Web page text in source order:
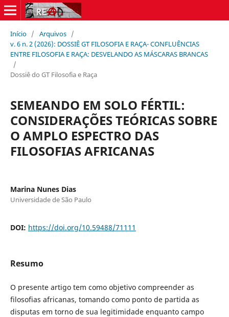
Início / Arquivos /
v. 6 n. 2 (2026): DOSSIÊ GT FILOSOFIA E RAÇA- CONFLUÊNCIAS
ENTRE FILOSOFIA E RAÇA: DESVELANDO AS MÁSCARAS BRANCAS
/
Dossiê do GT Filosofia e Raça
SEMEANDO EM SOLO FÉRTIL:
CONSIDERAÇÕES TEÓRICAS SOBRE
O AMPLO ESPECTRO DAS
FILOSOFIAS AFRICANAS
Marina Nunes Dias
Universidade de São Paulo
DOI: https://doi.org/10.59488/71111
Resumo
O presente artigo tem como objetivo compreender as
filosofias africanas, tomando como ponto de partida as
disputas em torno de sua legitimidade enquanto campo